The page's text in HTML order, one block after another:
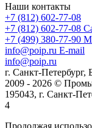
Наши контакты
+7 (812) 602-77-08
+7 (812) 602-77-08
+7 (499) 380-77-90
info@poip.ru E-mail
info@poip.ru
г. Санкт-Петербург,
2009 - 2026 ©
195043, г. Санкт-
4
Продолжая